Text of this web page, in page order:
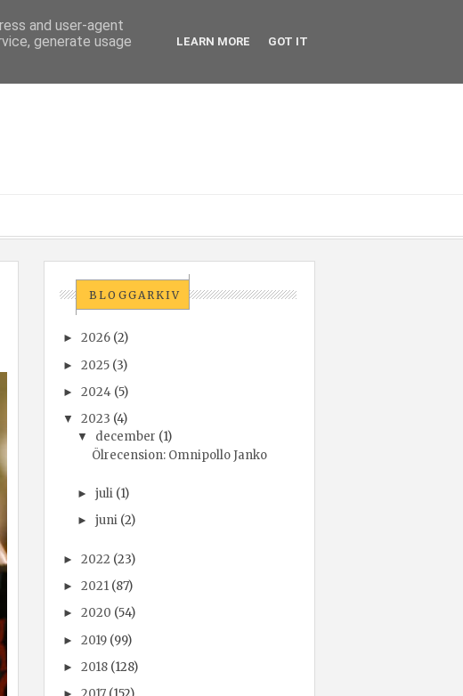
BLOGGARKIV
►2026 (2)
►2025 (3)
►2024 (5)
▼ 2023 (4)
▼ december (1)
Ölrecension: Omnipollo Janko
► juli (1)
► juni (2)
►2022 (23)
►2021 (87)
►2020 (54)
►2019 (99)
►2018 (128)
and user-agent
generate usage
LEARN MORE GOT IT